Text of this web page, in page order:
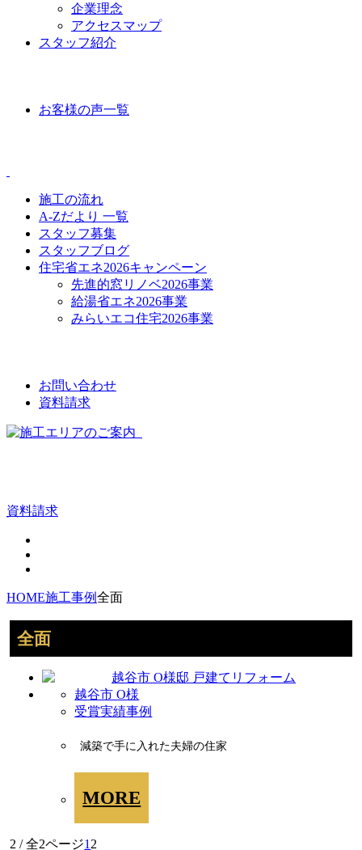
企業理念
アクセスマップ
スタッフ紹介
お客様の声一覧
施工の流れ
A-Zだより 一覧
スタッフ募集
スタッフブログ
住宅省エネ2026キャンペーン
先進的窓リノベ2026事業
給湯省エネ2026事業
みらいエコ住宅2026事業
お問い合わせ
資料請求
資料請求
HOME施工事例全面
全面
越谷市 O様
受賞実績事例
減築で手に入れた夫婦の住家
MORE
2 / 全2ページ1 2